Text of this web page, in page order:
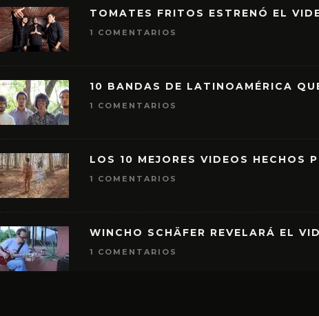
TOMATES FRITOS ESTRENÓ EL
1 COMENTARIOS
10 BANDAS DE LATINOAMÉRICA
1 COMENTARIOS
LOS 10 MEJORES VIDEOS HECHOS
1 COMENTARIOS
WINCHO SCHÄFER REVELARÁ EL
1 COMENTARIOS